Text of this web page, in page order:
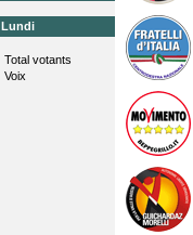
Lundi
Total votants
Voix